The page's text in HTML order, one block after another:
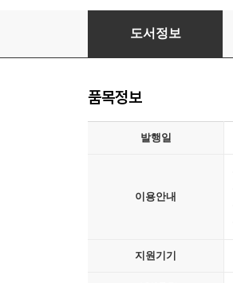
도서정보
품목정보
발행일
이용안내
지원기기